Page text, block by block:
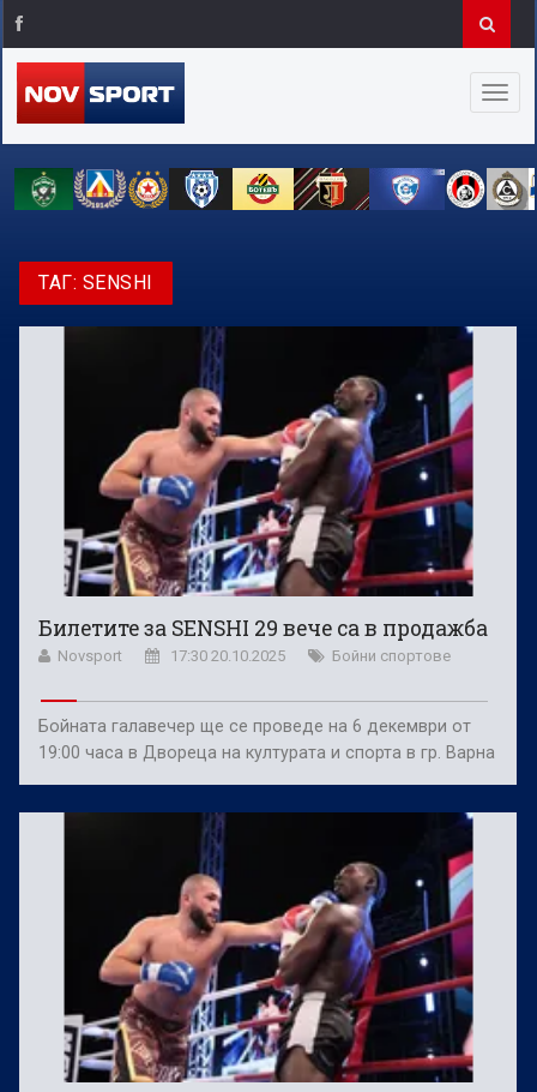
ТАГ: SENSHI
Билетите за SENSHI 29 вече са в продажба
Novsport 17:30 20.10.2025 Бойни спортове
Бойната галавечер ще се проведе на 6 декември от
19:00 часа в Двореца на културата и спорта в гр. Варна